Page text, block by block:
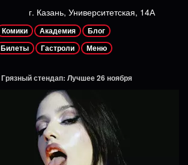
г. Казань, Университетская, 14А
Комики Академия
Блог
Билеты
Гастроли Меню
Грязный стендап: Лучшее 26 ноября